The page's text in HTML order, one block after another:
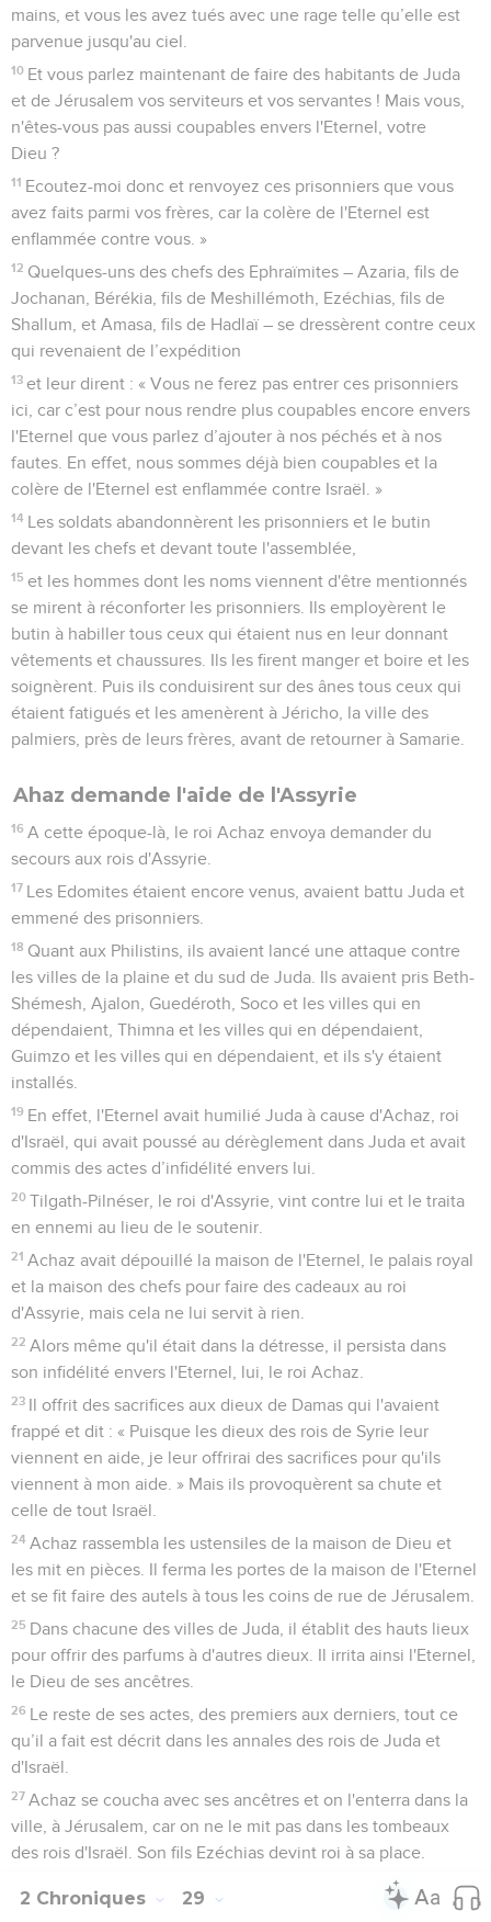
mains, et vous les avez tués avec une rage telle qu’elle est
parvenue jusqu'au ciel.
10 Et vous parlez maintenant de faire des habitants de Juda
et de Jérusalem vos serviteurs et vos servantes ! Mais vous,
n'êtes-vous pas aussi coupables envers l'Eternel, votre
Dieu ?
11 Ecoutez-moi donc et renvoyez ces prisonniers que vous
avez faits parmi vos frères, car la colère de l'Eternel est
enflammée contre vous. »
12 Quelques-uns des chefs des Ephraïmites – Azaria, fils de
Jochanan, Bérékia, fils de Meshillémoth, Ezéchias, fils de
Shallum, et Amasa, fils de Hadlaï – se dressèrent contre ceux
qui revenaient de l’expédition
13 et leur dirent : « Vous ne ferez pas entrer ces prisonniers
ici, car c’est pour nous rendre plus coupables encore envers
l'Eternel que vous parlez d’ajouter à nos péchés et à nos
fautes. En effet, nous sommes déjà bien coupables et la
colère de l'Eternel est enflammée contre Israël. »
14 Les soldats abandonnèrent les prisonniers et le butin
devant les chefs et devant toute l'assemblée,
15 et les hommes dont les noms viennent d'être mentionnés
se mirent à réconforter les prisonniers. Ils employèrent le
butin à habiller tous ceux qui étaient nus en leur donnant
vêtements et chaussures. Ils les firent manger et boire et les
soignèrent. Puis ils conduisirent sur des ânes tous ceux qui
étaient fatigués et les amenèrent à Jéricho, la ville des
palmiers, près de leurs frères, avant de retourner à Samarie.
Ahaz demande l'aide de l'Assyrie
16 A cette époque-là, le roi Achaz envoya demander du
secours aux rois d'Assyrie.
17 Les Edomites étaient encore venus, avaient battu Juda et
emmené des prisonniers.
18 Quant aux Philistins, ils avaient lancé une attaque contre
les villes de la plaine et du sud de Juda. Ils avaient pris Beth-
Shémesh, Ajalon, Guedéroth, Soco et les villes qui en
dépendaient, Thimna et les villes qui en dépendaient,
Guimzo et les villes qui en dépendaient, et ils s'y étaient
installés.
19 En effet, l'Eternel avait humilié Juda à cause d'Achaz, roi
d'Israël, qui avait poussé au dérèglement dans Juda et avait
commis des actes d’infidélité envers lui.
20 Tilgath-Pilnéser, le roi d'Assyrie, vint contre lui et le traita
en ennemi au lieu de le soutenir.
21 Achaz avait dépouillé la maison de l'Eternel, le palais royal
et la maison des chefs pour faire des cadeaux au roi
d'Assyrie, mais cela ne lui servit à rien.
22 Alors même qu'il était dans la détresse, il persista dans
son infidélité envers l'Eternel, lui, le roi Achaz.
23 Il offrit des sacrifices aux dieux de Damas qui l'avaient
frappé et dit : « Puisque les dieux des rois de Syrie leur
viennent en aide, je leur offrirai des sacrifices pour qu'ils
viennent à mon aide. » Mais ils provoquèrent sa chute et
celle de tout Israël.
24 Achaz rassembla les ustensiles de la maison de Dieu et
les mit en pièces. Il ferma les portes de la maison de l'Eternel
et se fit faire des autels à tous les coins de rue de Jérusalem.
25 Dans chacune des villes de Juda, il établit des hauts lieux
pour offrir des parfums à d'autres dieux. Il irrita ainsi l'Eternel,
le Dieu de ses ancêtres.
26 Le reste de ses actes, des premiers aux derniers, tout ce
qu’il a fait est décrit dans les annales des rois de Juda et
d'Israël.
27 Achaz se coucha avec ses ancêtres et on l'enterra dans la
ville, à Jérusalem, car on ne le mit pas dans les tombeaux
des rois d'Israël. Son fils Ezéchias devint roi à sa place.
2 Chroniques 29